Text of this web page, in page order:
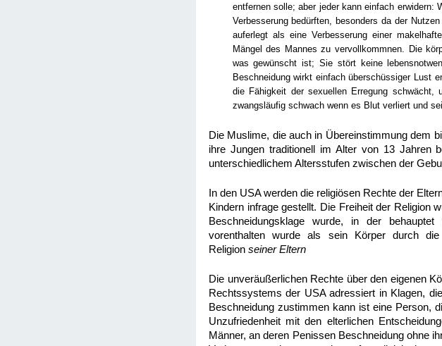
entfernen solle; aber jeder kann einfach
Verbesserung bedürften, besonders da der
auferlegt als eine Verbesserung einer
Mängel des Mannes zu vervollkommnen. Die
was gewünscht ist; Sie stört keine
Beschneidung wirkt einfach überschüssiger Lust
die Fähigkeit der sexuellen Erregung schwächt,
zwangsläufig schwach wenn es Blut verliert und
Die Muslime, die auch in Übereinstimmung dem
ihre Jungen traditionell im Alter von 13 Jahren
unterschiedlichem Altersstufen zwischen der
In den USA werden die religiösen Rechte der
Kindern infrage gestellt. Die Freiheit der Religion
Beschneidungsklage wurde, in der
vorenthalten wurde als sein Körper durch
Religion seiner Eltern
Die unveräußerlichen Rechte über den eigenen
Rechtssystems der USA adressiert in Klagen,
Beschneidung zustimmen kann ist eine Person,
Unzufriedenheit mit den elterlichen
Männer, an deren Penissen Beschneidung ohne